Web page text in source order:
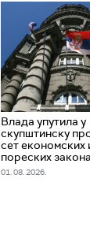
Влада упутила у
скупштинску
сет економских
пореских закона
01. 08. 2026.